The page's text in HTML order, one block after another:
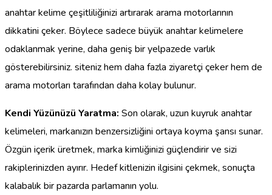
anahtar kelime çeşitliliğinizi artırarak arama motorlarının
dikkatini çeker. Böylece sadece büyük anahtar kelimelere
odaklanmak yerine, daha geniş bir yelpazede varlık
gösterebilirsiniz. siteniz hem daha fazla ziyaretçi çeker hem de
arama motorları tarafından daha kolay bulunur.
Kendi Yüzünüzü Yaratma: Son olarak, uzun kuyruk anahtar
kelimeleri, markanızın benzersizliğini ortaya koyma şansı sunar.
Özgün içerik üretmek, marka kimliğinizi güçlendirir ve sizi
rakiplerinizden ayırır. Hedef kitlenizin ilgisini çekmek, sonuçta
kalabalık bir pazarda parlamanın yolu.